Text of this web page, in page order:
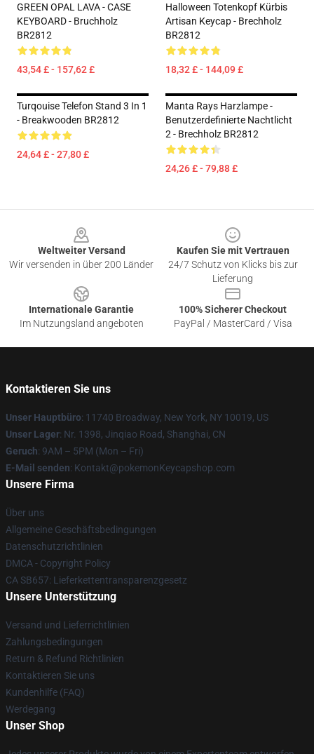
GREEN OPAL LAVA - CASE
KEYBOARD - Bruchholz
BR2812
43,54 £ - 157,62 £
Halloween Totenkopf Kürbis
Artisan Keycap - Brechholz
BR2812
18,32 £ - 144,09 £
Turqouise Telefon Stand 3 In 1
- Breakwooden BR2812
24,64 £ - 27,80 £
Manta Rays Harzlampe -
Benutzerdefinierte Nachtlicht
2 - Brechholz BR2812
24,26 £ - 79,88 £
Weltweiter Versand
Wir versenden in über 200 Länder
Kaufen Sie mit Vertrauen
24/7 Schutz von Klicks bis zur
Lieferung
Internationale Garantie
Im Nutzungsland angeboten
100% Sicherer Checkout
PayPal / MasterCard / Visa
Kontaktieren Sie uns
Unser Hauptbüro: 11740 Broadway, New York, NY 10019, US
Unser Lager: Nr. 1398, Jinqiao Road, Shanghai, CN
Geruch: 9AM – 5PM (Mon – Fri)
E-Mail senden: Kontakt@pokemonKeycapshop.com
Unsere Firma
Über uns
Allgemeine Geschäftsbedingungen
Datenschutzrichtlinien
DMCA - Copyright Policy
CA SB657: Lieferkettentransparenzgesetz
Unsere Unterstützung
Versand und Lieferrichtlinien
Zahlungsbedingungen
Return & Refund Richtlinien
Kontaktieren Sie uns
Kundenhilfe (FAQ)
Werdegang
Unser Shop